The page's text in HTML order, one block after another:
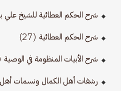
شرح الحكم العطائية للشيخ علي
شرح الحكم العطائية (27)
شرح الأبيات المنظومة في الوصية
رشفات أهل الكمال ونسمات